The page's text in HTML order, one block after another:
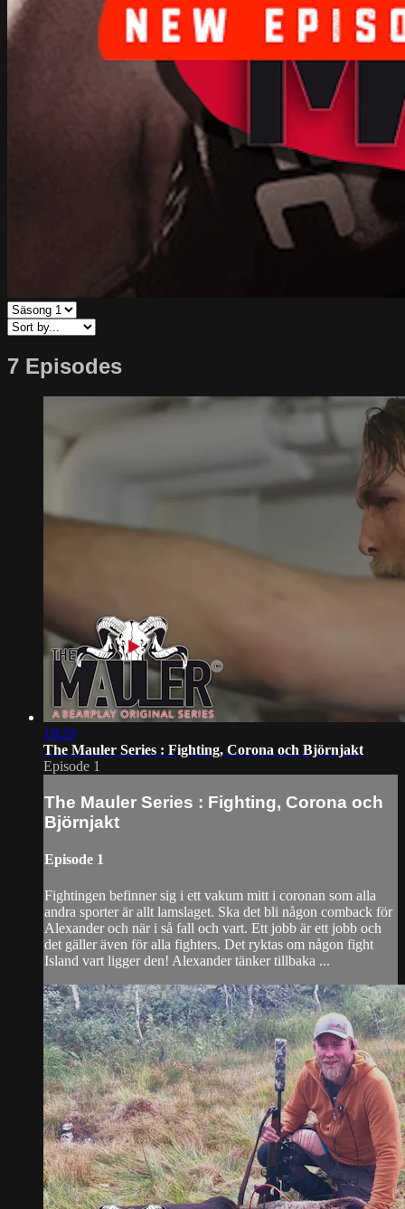
7 Episodes
19:29
The Mauler Series : Fighting, Corona och Björnjakt
Episode 1
The Mauler Series : Fighting, Corona och
Björnjakt
Episode 1
Fightingen befinner sig i ett vakum mitt i coronan som alla
andra sporter är allt lamslaget. Ska det bli någon comback för
Alexander och när i så fall och vart. Ett jobb är ett jobb och
det gäller även för alla fighters. Det ryktas om någon fight
Island vart ligger den! Alexander tänker tillbaka ...